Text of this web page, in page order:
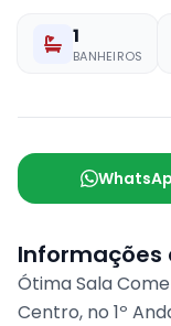
1
BANHEIROS
Informações
Ótima Sala
Centro, no 1º